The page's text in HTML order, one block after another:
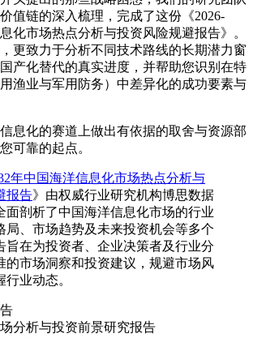
值链的深入梳理，完成了这份《2026-
化市场热点分析与投资风险规避报告》。
更致力于分析不同技术路线的长期潜力窗
产化替代的真实进度，并帮助您识别在特
渔业与军用防务）中差异化的成功要素与
息化的赛道上做出有依据的取舍与资源部
可靠的起点。
年中国海洋信息化市场热点分析与
报告》由权威行业研究机构博思数据
面剖析了中国海洋信息化市场的行业
局、市场趋势及未来投资机会等多个
旨在为投资者、企业决策者及行业分
的市场洞察和投资建议，规避市场风
业动态。
分析与投资前景研究报告